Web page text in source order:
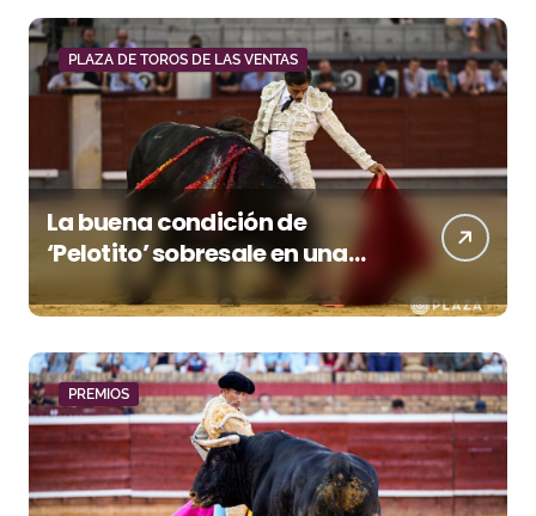
PLAZA DE TOROS DE LAS VENTAS
La buena condición de
‘Pelotito’ sobresale en una
noche gris en Las Ventas
PREMIOS